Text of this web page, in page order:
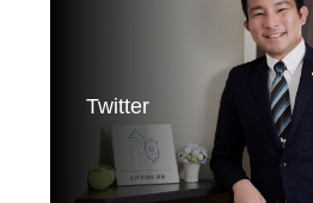
Twitter